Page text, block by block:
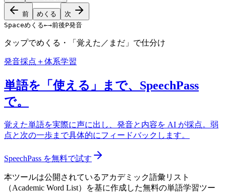
前 めくる
次
Spaceめくる←→前後P発音
タップでめくる・「覚えた／まだ」で仕分け
発音採点＋体系学習
単語を「使える」まで、SpeechPass
で。
覚えた単語を実際に声に出し、発音と内容を AI が採点。弱
点と次の一歩まで具体的にフィードバックします。
SpeechPass を無料で試す
本ツールは公開されているアカデミック語彙リスト
（Academic Word List）を基に作成した無料の単語学習ツー